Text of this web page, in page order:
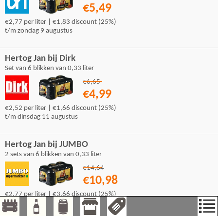
€5,49
€2,77 per liter | €1,83 discount (25%)
t/m zondag 9 augustus
Hertog Jan bij Dirk
Set van 6 blikken van 0,33 liter
€6,65
€4,99
€2,52 per liter | €1,66 discount (25%)
t/m dinsdag 11 augustus
Hertog Jan bij JUMBO
2 sets van 6 blikken van 0,33 liter
€14,64
€10,98
€2,77 per liter | €3,66 discount (25%)
t/m dinsdag 11 augustus